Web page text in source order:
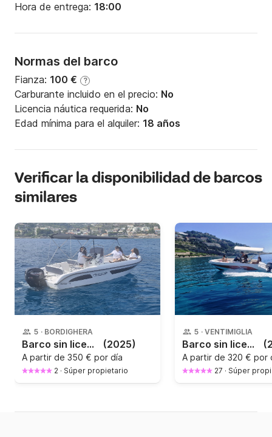
Hora de entrega: 18:00
Normas del barco
Fianza: 100 € ?
Carburante incluido en el precio: No
Licencia náutica requerida: No
Edad mínima para el alquiler: 18 años
Verificar la disponibilidad de barcos
similares
5 · BORDIGHERA
Barco sin licencia Arkos 557 40CV (2025)
A partir de 350 € por día
2 · Súper propietario
5 · VENTIMIGLIA
Barco sin licencia MARINELLO Fisherman 19 40CV
A partir de 320 € por
27 · Súper